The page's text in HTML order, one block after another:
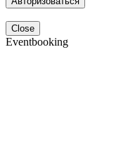
Close
Eventbooking